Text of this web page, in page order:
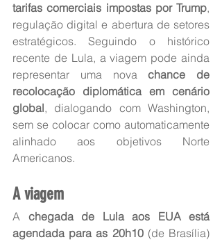
tarifas comerciais impostas por Trump,
regulação digital e abertura de setores
estratégicos. Seguindo o histórico
recente de Lula, a viagem pode ainda
representar uma nova chance de
recolocação diplomática em cenário
global, dialogando com Washington,
sem se colocar como automaticamente
alinhado aos objetivos Norte
Americanos.
A viagem
A chegada de Lula aos EUA está
agendada para as 20h10 (de Brasília)